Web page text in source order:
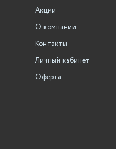
Акции
О компании
Контакты
Личный кабинет
Оферта